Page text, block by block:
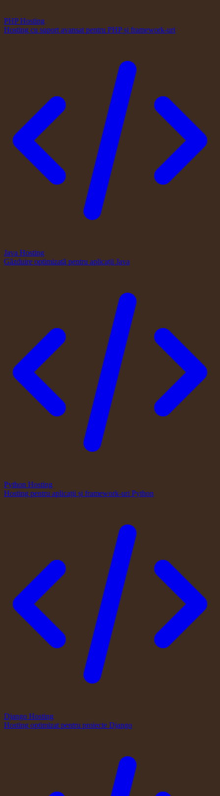
PHP Hosting
Hosting cu suport avansat pentru PHP și framework-uri
Java Hosting
Găzduire optimizată pentru aplicații Java
Python Hosting
Hosting pentru aplicații și framework-uri Python
Django Hosting
Hosting optimizat pentru proiecte Django